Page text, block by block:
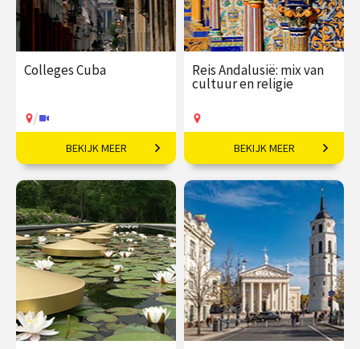
Colleges Cuba
/
De Caraïbische
smeltkroes.
€ 109,00
vanaf 02
dec
/ Op locatie of online
BEKIJK MEER
Reis Andalusië: mix van
cultuur en religie
7-daagse reis o.l.v. Robert-
Jan Muller.
vanaf 02
Op locatie
BEKIJK MEER